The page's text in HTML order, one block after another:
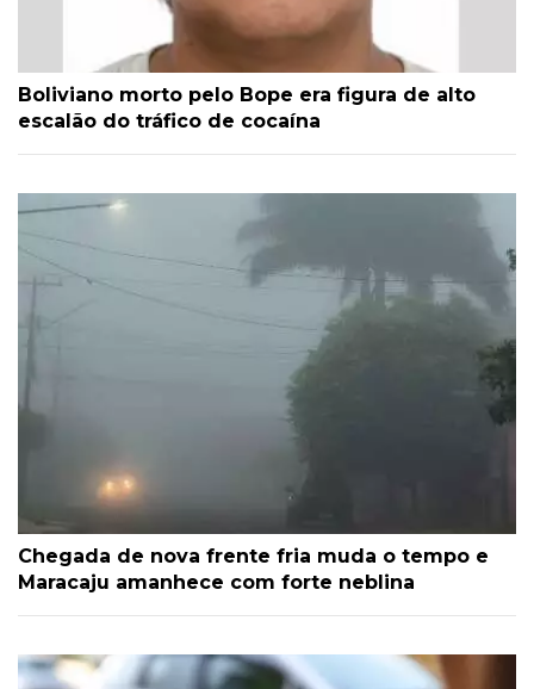
Boliviano morto pelo Bope era figura de alto
escalão do tráfico de cocaína
Chegada de nova frente fria muda o tempo e
Maracaju amanhece com forte neblina